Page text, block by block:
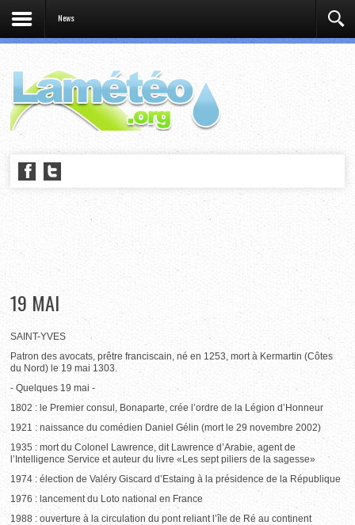
News
19 MAI
SAINT-YVES
Patron des avocats, prêtre franciscain, né en 1253, mort à Kermartin (Côtes
du Nord) le 19 mai 1303.
- Quelques 19 mai -
1802 : le Premier consul, Bonaparte, crée l’ordre de la Légion d’Honneur
1921 : naissance du comédien Daniel Gélin (mort le 29 novembre 2002)
1935 : mort du Colonel Lawrence, dit Lawrence d’Arabie, agent de
l’Intelligence Service et auteur du livre «Les sept piliers de la sagesse»
1974 : élection de Valéry Giscard d’Estaing à la présidence de la République
1976 : lancement du Loto national en France
1988 : ouverture à la circulation du pont reliant l’île de Ré au continent